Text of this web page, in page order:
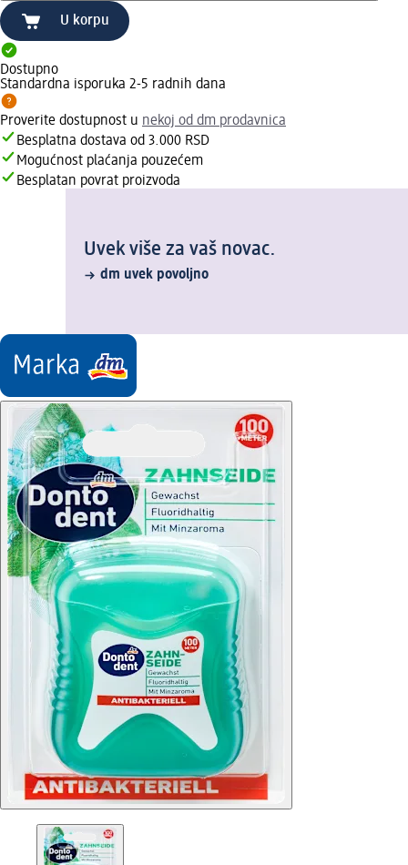
U korpu
Dostupno
Standardna isporuka 2-5 radnih dana
Proverite dostupnost u nekoj od dm prodavnica
Besplatna dostava od 3.000 RSD
Mogućnost plaćanja pouzećem
Besplatan povrat proizvoda
Uvek više za vaš novac.
dm uvek povoljno